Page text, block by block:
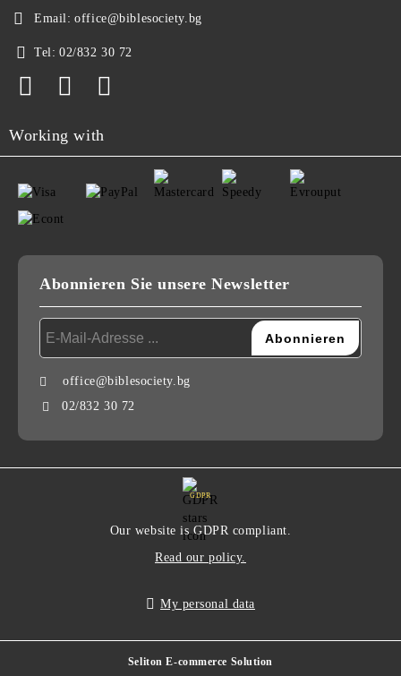
Email: office@biblesociety.bg
Tel: 02/832 30 72
Working with
Abonnieren Sie unsere Newsletter
office@biblesociety.bg
02/832 30 72
GDPR
Our website is GDPR compliant.
Read our policy.
My personal data
Seliton E-commerce Solution